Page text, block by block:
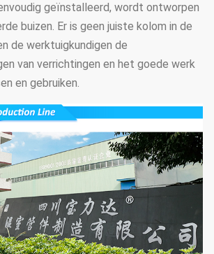
geïnstalleerd, wordt ontworpen
buizen. Er is geen juiste kolom in de
de werktuigkundigen de
van verrichtingen en het goede werk
en gebruiken.